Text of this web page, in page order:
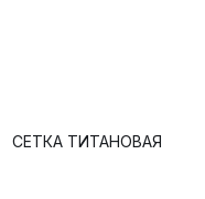
СЕТКА ТИТАНОВАЯ